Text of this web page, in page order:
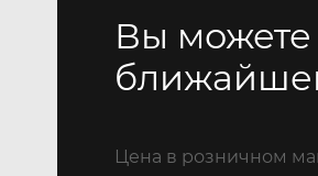
Вы можете
Цена в розничном